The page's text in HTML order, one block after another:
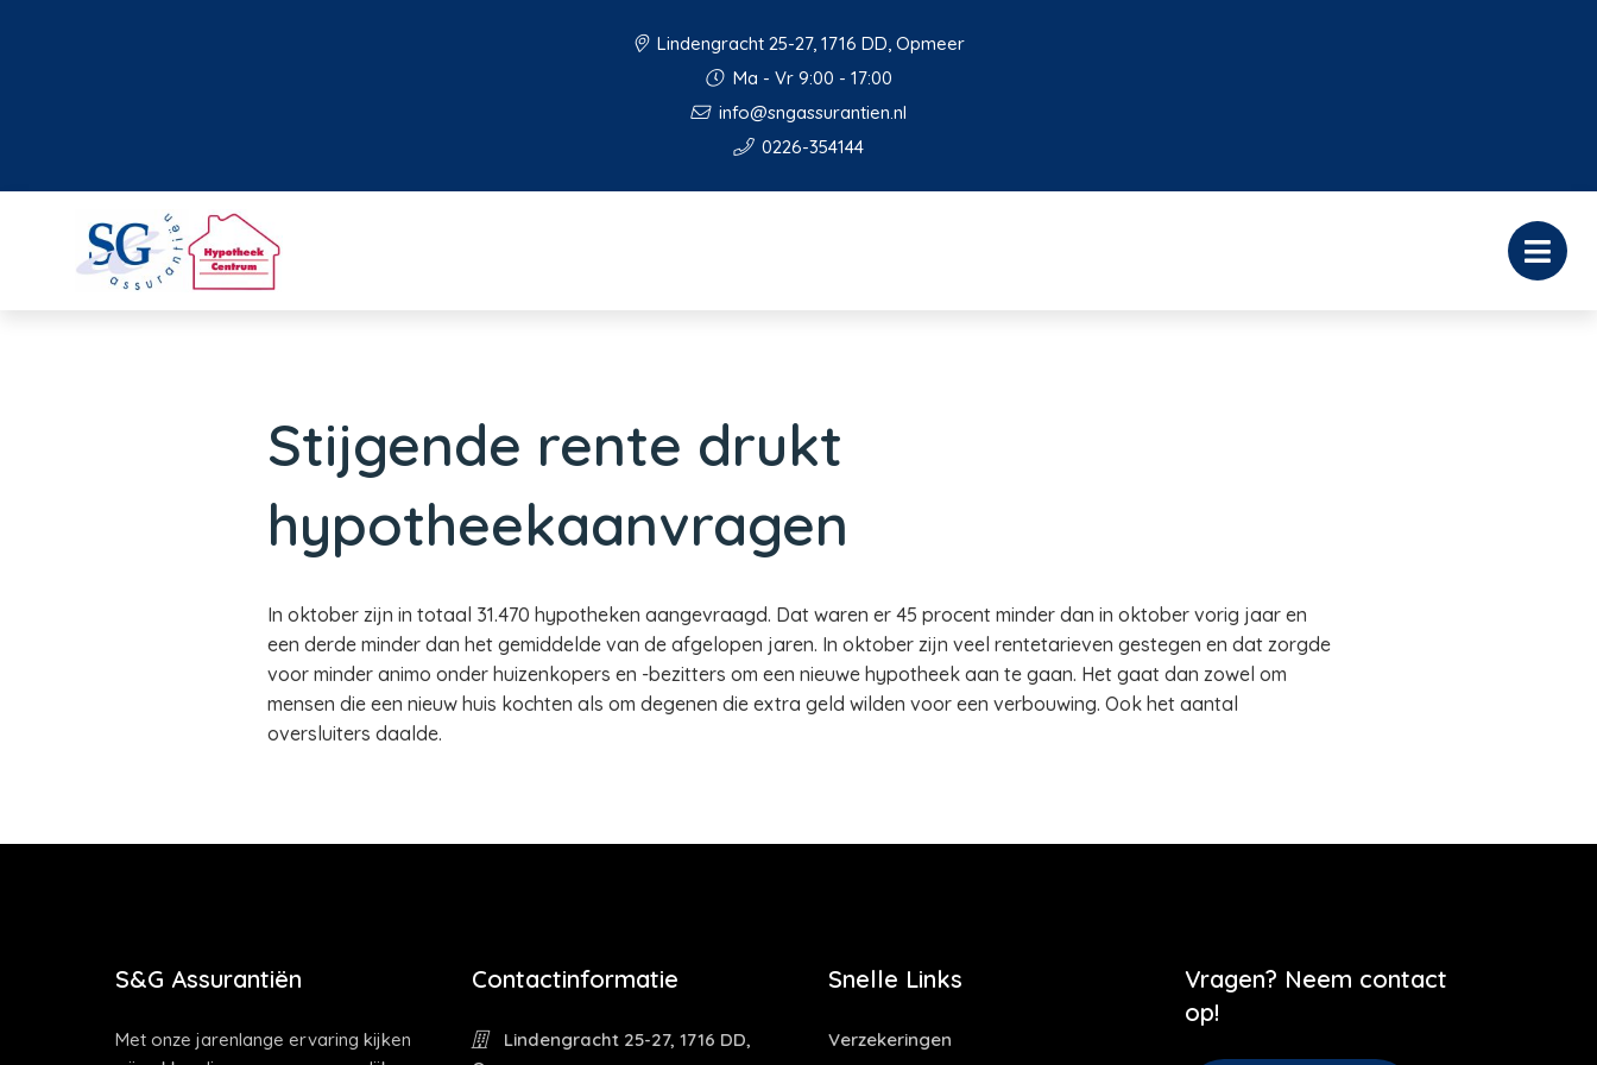
Lindengracht 25-27, 1716 DD, Opmeer
Ma - Vr 9:00 - 17:00
info@sngassurantien.nl
0226-354144
Stijgende rente drukt
hypotheekaanvragen
In oktober zijn in totaal 31.470 hypotheken aangevraagd. Dat waren er 45 procent minder dan in oktober vorig jaar en
een derde minder dan het gemiddelde van de afgelopen jaren. In oktober zijn veel rentetarieven gestegen en dat zorgde
voor minder animo onder huizenkopers en -bezitters om een nieuwe hypotheek aan te gaan. Het gaat dan zowel om
mensen die een nieuw huis kochten als om degenen die extra geld wilden voor een verbouwing. Ook het aantal
oversluiters daalde.
S&G Assurantiën
Met onze jarenlange ervaring kijken
Contactinformatie
Lindengracht 25-27, 1716 DD,
Snelle Links
Verzekeringen
Vragen? Neem contact
op!